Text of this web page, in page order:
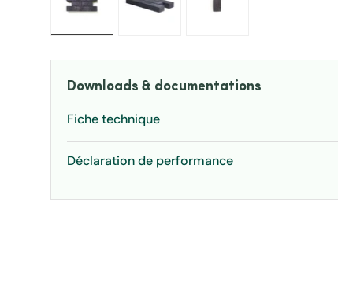
Downloads & documentations
Fiche technique
Déclaration de performance